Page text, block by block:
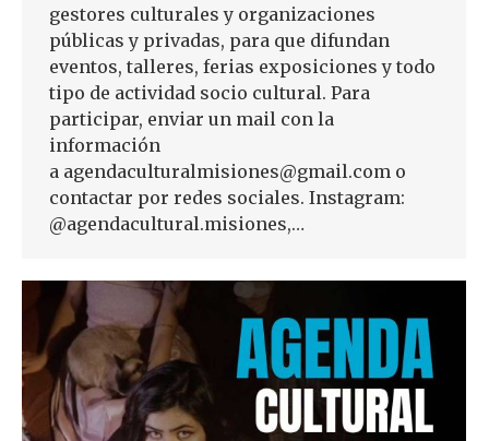
gestores culturales y organizaciones
públicas y privadas, para que difundan
eventos, talleres, ferias exposiciones y todo
tipo de actividad socio cultural. Para
participar, enviar un mail con la
información
a agendaculturalmisiones@gmail.com o
contactar por redes sociales. Instagram:
@agendacultural.misiones,…